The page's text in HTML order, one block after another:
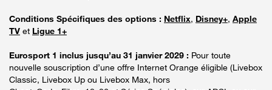
Conditions Spécifiques des options : Netflix, Disney+, Apple
TV et Ligue 1+
Eurosport 1 inclus jusqu’au 31 janvier 2029 : Pour toute
nouvelle souscription d’une offre Internet Orange éligible (Livebox
Classic, Livebox Up ou Livebox Max, hors